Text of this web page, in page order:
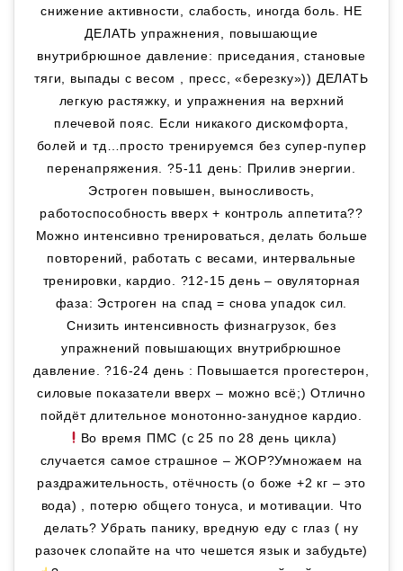
снижение активности, слабость, иногда боль. НЕ
ДЕЛАТЬ упражнения, повышающие
внутрибрюшное давление: приседания, становые
тяги, выпады с весом , пресс, «березку»)) ДЕЛАТЬ
легкую растяжку, и упражнения на верхний
плечевой пояс. Если никакого дискомфорта,
болей и тд…просто тренируемся без супер-пупер
перенапряжения. ?5-11 день: Прилив энергии.
Эстроген повышен, выносливость,
работоспособность вверх + контроль аппетита??
Можно интенсивно тренироваться, делать больше
повторений, работать с весами, интервальные
тренировки, кардио. ?12-15 день – овуляторная
фаза: Эстроген на спад = снова упадок сил.
Снизить интенсивность физнагрузок, без
упражнений повышающих внутрибрюшное
давление. ?16-24 день : Повышается прогестерон,
силовые показатели вверх – можно всё;) Отлично
пойдёт длительное монотонно-занудное кардио.
Во время ПМС (с 25 по 28 день цикла)
случается самое страшное – ЖОР?Умножаем на
раздражительность, отёчность (о боже +2 кг – это
вода) , потерю общего тонуса, и мотивации. Что
делать? Убрать панику, вредную еду с глаз ( ну
разочек слопайте на что чешется язык и забудьте)